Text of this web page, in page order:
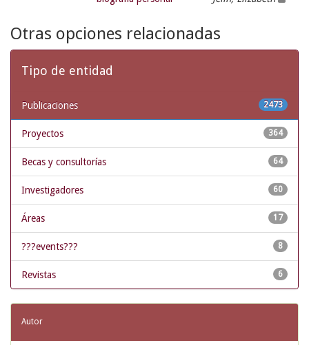
Otras opciones relacionadas
Tipo de entidad
2473
Publicaciones
364
Proyectos
64
Becas y consultorías
60
Investigadores
17
Áreas
8
???events???
6
Revistas
Autor